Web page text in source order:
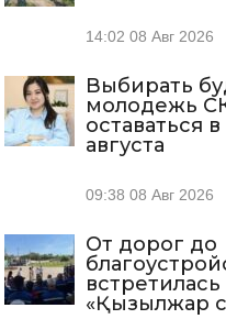
14:02 08 Авг 2026
Выбирать
молодежь
оставаться
августа
09:38 08 Авг 2026
От дорог до
«Қызылжар